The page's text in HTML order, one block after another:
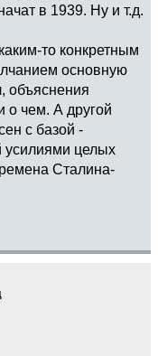
в 1939. Ну и т.д.
то конкретным
основную
объяснения
о чем. А другой
с базой -
усилиями целых
Сталина-